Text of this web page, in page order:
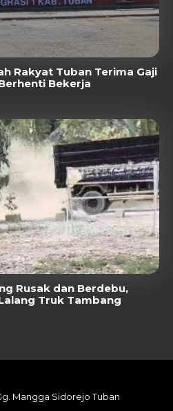
Rakyat Tuban Terima Gaji
Bekerja
Rusak dan Berdebu,
Truk Tambang
Mangga Sidorejo Tuban